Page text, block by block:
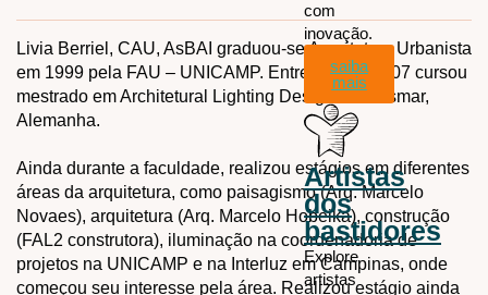
com
inovação.
saiba
mais
Artistas
dos
bastidores
Explore
artistas
Livia Berriel, CAU, AsBAI graduou-se Arquiteta e Urbanista
em 1999 pela FAU – UNICAMP. Entre 2005 e 2007 cursou
mestrado em Architetural Lighting Design em Wismar,
Alemanha.
Ainda durante a faculdade, realizou estágios em diferentes
áreas da arquitetura, como paisagismo (Arq. Marcelo
Novaes), arquitetura (Arq. Marcelo Hobeika), construção
(FAL2 construtora), iluminação na coordenadoria de
projetos na UNICAMP e na Interluz em Campinas, onde
começou seu interesse pela área. Realizou estágio ainda